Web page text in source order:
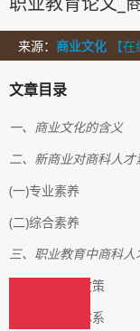
来源： 商业文化 【
文章目录
一、商业文化的含义
二、新商业对商科人才
(一)专业素养
(二)综合素养
三、职业教育中商科
(一)国家教育政策
(二)人才培养体系